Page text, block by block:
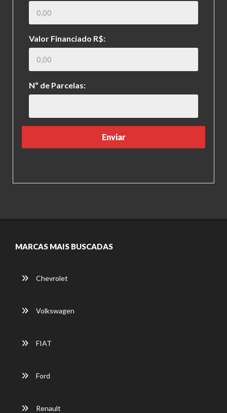
Valor Financiado R$:
Nº de Parcelas:
MARCAS MAIS BUSCADAS
Chevrolet
Volkswagen
FIAT
Ford
Renault